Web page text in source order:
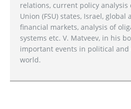
relations, current policy analysis
Union (FSU) states, Israel, global
financial markets, analysis of
systems etc. V. Matveev, in his
important events in political
world.